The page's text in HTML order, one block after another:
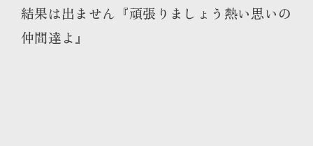
結果は出ません『頑張りましょう熱い思いの
仲間達よ』